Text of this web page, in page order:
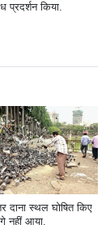
प्रदर्शन किया.
दाना स्थल घोषित किए
नहीं आया.